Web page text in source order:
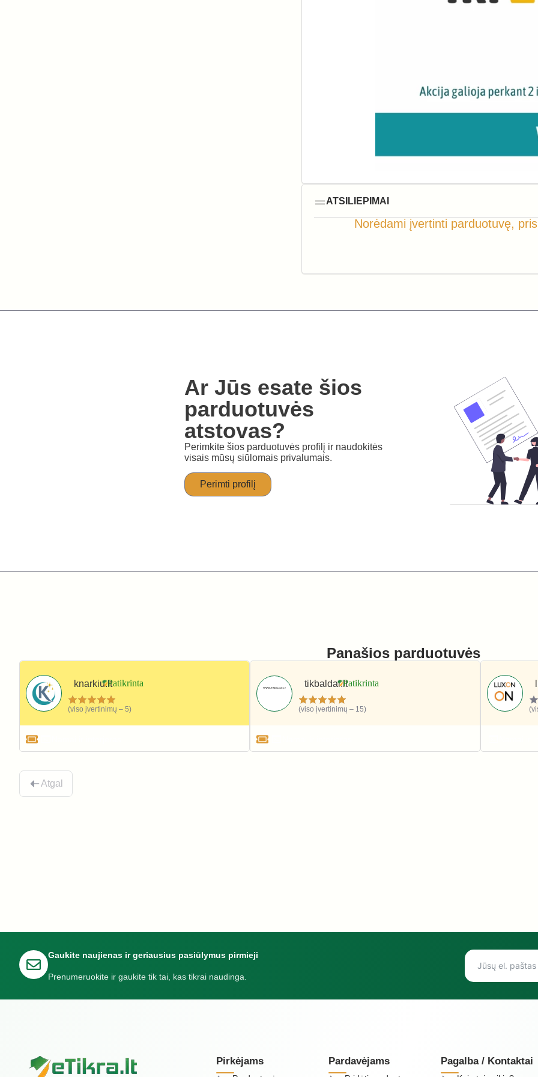
ATSILIEPIMAI
Norėdami įvertinti parduotuvę,
Ar Jūs esate šios
parduotuvės
atstovas?
Perimkite šios parduotuvės profilį ir naudokitės
visais mūsų siūlomais privalumais.
Perimti profilį
Panašios parduotuvės
knarkiu.lt
(viso įvertinimų – 5)
tikbaldai.lt
(viso įvertinimų – 15)
Atgal
Gaukite naujienas ir geriausius pasiūlymus pirmieji
Prenumeruokite ir gaukite tik tai, kas tikrai naudinga.
Pirkėjams Pardavėjams Pagalba / Kontaktai